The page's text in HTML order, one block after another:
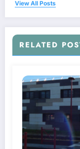
View All Posts
RELATED